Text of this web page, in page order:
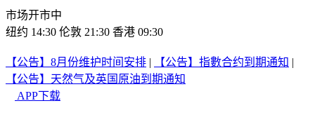
市场开市中
纽约 14:30 伦敦 21:30 香港 09:30
【公告】8月份维护时间安排 | 【公告】指數合约到期通知 |
【公告】天然气及英国原油到期通知
APP下载